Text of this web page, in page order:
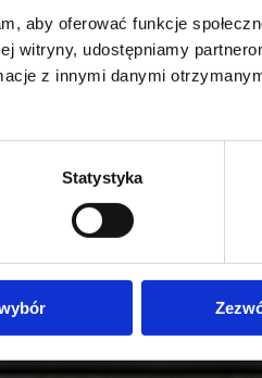
aby oferować funkcje
witryny, udostępniamy
z innymi danymi
Statystyka